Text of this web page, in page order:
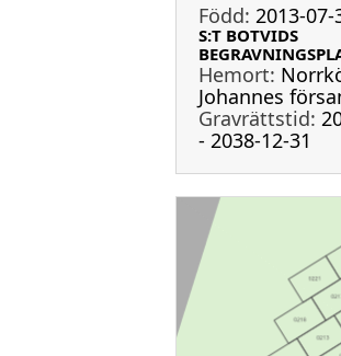
Född: 2013-07-
S:T BOTVIDS
Hemort:
Johannes
Gravrättstid:
- 2038-12-31